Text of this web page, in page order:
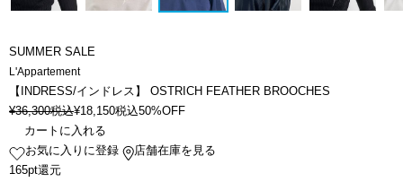
SUMMER SALE
L'Appartement
【INDRESS/インドレス】 OSTRICH FEATHER BROOCHES
¥36,300税込¥18,150税込50%OFF
カートに入れる
お気に入りに登録
店舗在庫を見る
165pt還元